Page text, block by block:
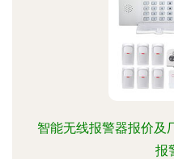
智能无线报警器报价及
报